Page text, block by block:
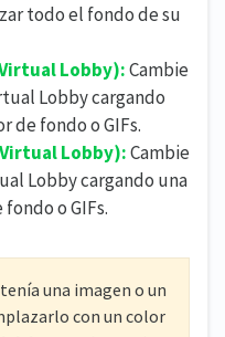
todo el fondo de su
Lobby):Cambie
Lobby cargando
de fondo o GIFs.
Virtual Lobby):Cambie
Lobby cargando una
o GIFs.
una imagen o un
con un color